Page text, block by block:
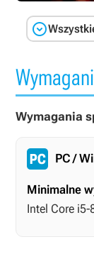

Wymagania
PC /
Minimalne
Intel Core i5-